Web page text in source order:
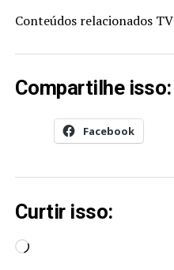
Conteúdos relacionados TV
Compartilhe isso:
Facebook
Curtir isso:
Carregando...